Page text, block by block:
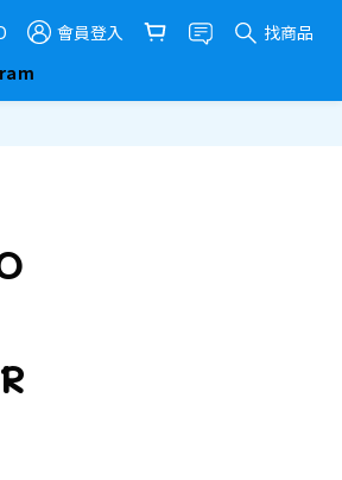
會員登入
找商品